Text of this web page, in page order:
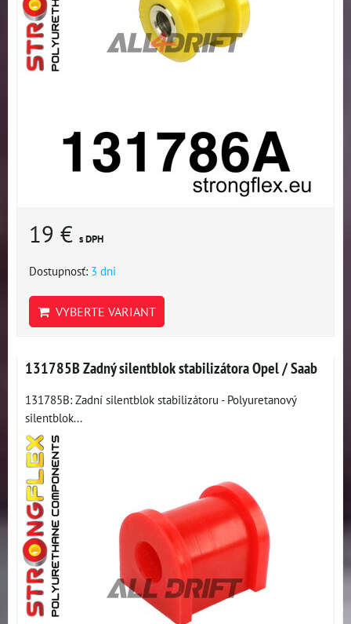
19 € s DPH
Dostupnosť: 3 dni
VYBERTE VARIANT
131785B Zadný silentblok stabilizátora Opel / Saab
131785B: Zadní silentblok stabilizátoru - Polyuretanový
silentblok...